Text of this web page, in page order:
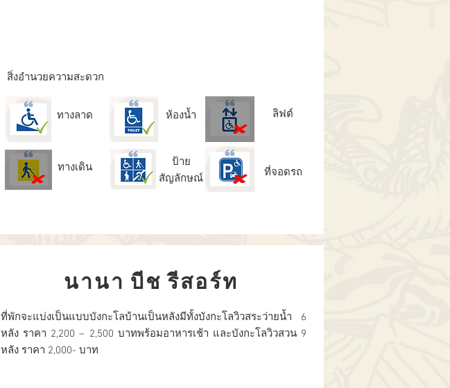
สิ่งอำนวยความสะดวก
ทางลาด ห้องน้ำ
ทางเดิน
ป้าย
สัญลักษณ์
ลิฟต์
ที่จอดรถ
นานา บีช รีสอร์ท
ที่พักจะแบ่งเป็นแบบบังกะโลบ้านเป็นหลังมีทั้งบังกะโลวิวสระว่ายน้ำ 6
หลัง ราคา 2,200 – 2,500 บาทพร้อมอาหารเช้า และบังกะโลวิวสวน 9
หลัง ราคา 2,000- บาท